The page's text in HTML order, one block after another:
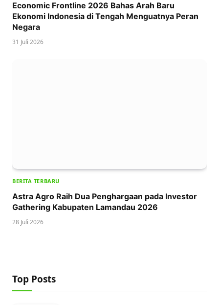
Economic Frontline 2026 Bahas Arah Baru
Ekonomi Indonesia di Tengah Menguatnya Peran
Negara
31 Juli 2026
BERITA TERBARU
Astra Agro Raih Dua Penghargaan pada Investor
Gathering Kabupaten Lamandau 2026
28 Juli 2026
Top Posts